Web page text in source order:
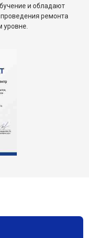
и обладают
ремонта
уровне.